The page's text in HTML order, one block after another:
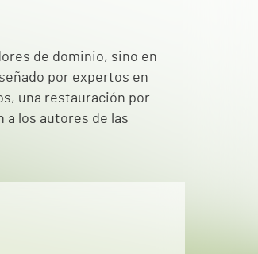
de dominio, sino en
por expertos en
una restauración por
a los autores de las